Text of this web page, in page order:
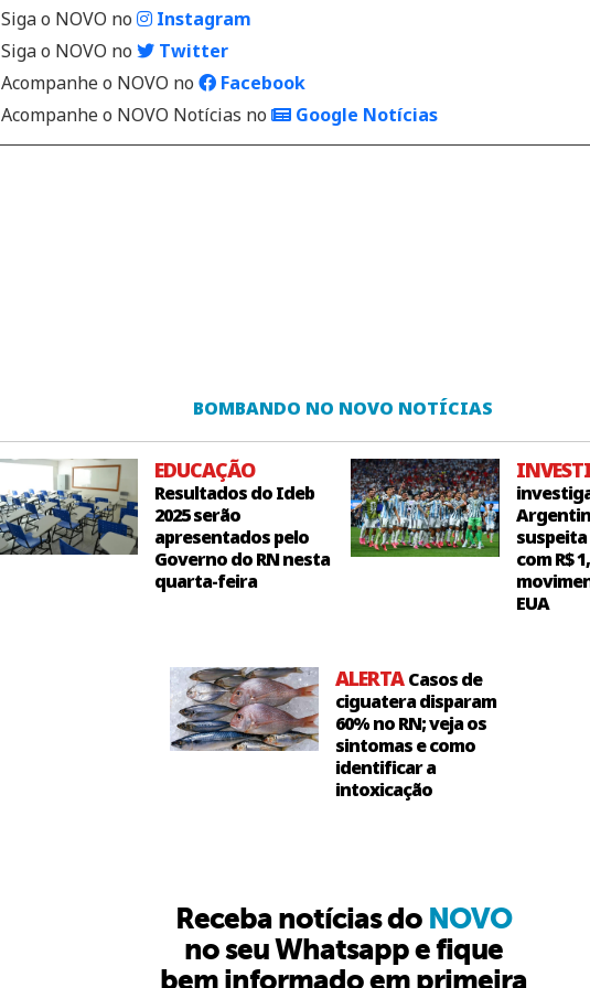
Siga o NOVO no
Instagram
Siga o NOVO no
Twitter
Acompanhe o NOVO no
Facebook
Acompanhe o NOVO Notícias no
Google Notícias
BOMBANDO NO NOVO NOTÍCIAS
EDUCAÇÃO
Resultados do Ideb
2025 serão
apresentados pelo
Governo do RN nesta
quarta-feira
com R$
EUA
ALERTACasos de
ciguatera disparam
60% no RN; veja os
sintomas e como
identificar a
intoxicação
Receba notícias do NOVO
no seu Whatsapp e fique
bem informado em primeira